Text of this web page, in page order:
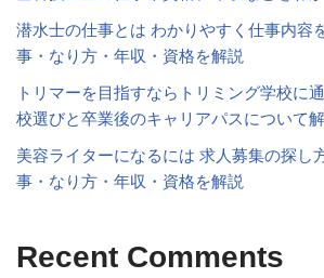
潜水士の仕事とは わかりやすく仕事内容
事・なり方・年収・資格を解説
トリマーを目指すならトリミング学校に
校選びと卒業後のキャリアパスについて
美容ライターになるには 求人募集の探し
事・なり方・年収・資格を解説
Recent Comments